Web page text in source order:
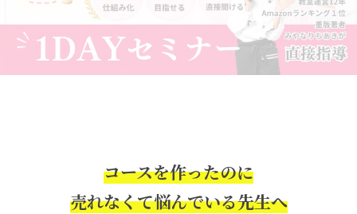
コースを作ったのに
売れなくて悩んでいる先生へ